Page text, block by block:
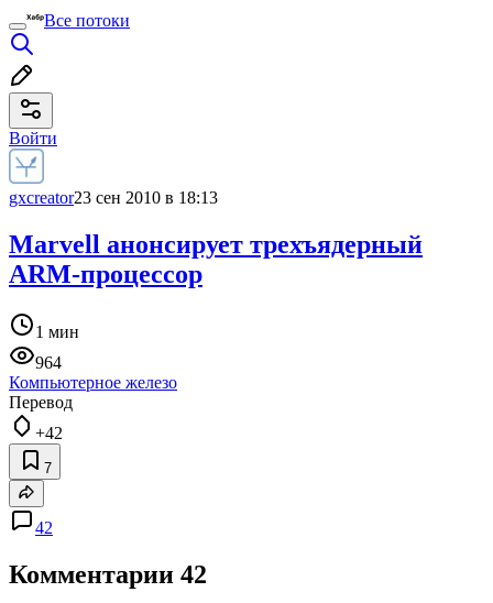
Все потоки
Войти
gxcreator23 сен 2010 в 18:13
Marvell анонсирует трехъядерный
ARM-процессор
1 мин
964
Компьютерное железо
Перевод
+42
7
42
Комментарии 42